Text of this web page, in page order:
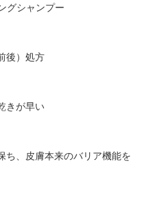
グシャンプー
後）処方
きが早い
、皮膚本来のバリア機能を